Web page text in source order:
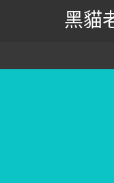
黑貓